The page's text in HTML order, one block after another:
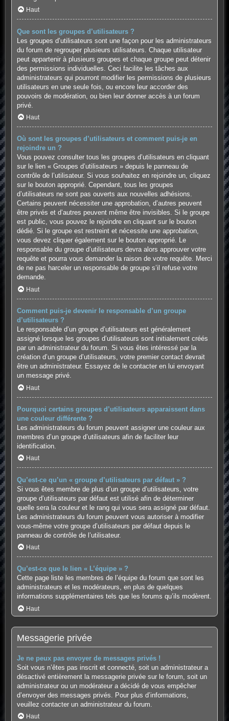
Haut
Que sont les groupes d’utilisateurs ?
Les groupes d’utilisateurs sont une façon pour les administrateurs
du forum de regrouper plusieurs utilisateurs. Chaque utilisateur
peut appartenir à plusieurs groupes et chaque groupe peut détenir
des permissions individuelles. Ceci facilite les tâches aux
administrateurs qui pourront modifier les permissions de plusieurs
utilisateurs en une seule fois, ou encore leur accorder des
pouvoirs de modération, ou bien leur donner accès à un forum
privé.
Haut
Où sont les groupes d’utilisateurs et comment puis-je en
rejoindre un ?
Vous pouvez consulter tous les groupes d’utilisateurs en cliquant
sur le lien « Groupes d’utilisateurs » depuis le panneau de
contrôle de l’utilisateur. Si vous souhaitez en rejoindre un, cliquez
sur le bouton approprié. Cependant, tous les groupes
d’utilisateurs ne sont pas ouverts aux nouvelles adhésions.
Certains peuvent nécessiter une approbation, d’autres peuvent
être privés et d’autres peuvent même être invisibles. Si le groupe
est public, vous pouvez le rejoindre en cliquant sur le bouton
dédié. Si le groupe est restreint et nécessite une approbation,
vous devez cliquer également sur le bouton approprié. Le
responsable du groupe d’utilisateurs devra alors approuver votre
requête et pourra vous demander la raison de votre requête. Merci
de ne pas harceler un responsable de groupe s’il refuse votre
demande.
Haut
Comment puis-je devenir le responsable d’un groupe
d’utilisateurs ?
Le responsable d’un groupe d’utilisateurs est généralement
assigné lorsque les groupes d’utilisateurs sont initialement créés
par un administrateur du forum. Si vous êtes intéressé par la
création d’un groupe d’utilisateurs, votre premier contact devrait
être un administrateur. Essayez de le contacter en lui envoyant
un message privé.
Haut
Pourquoi certains groupes d’utilisateurs apparaissent dans
une couleur différente ?
Les administrateurs du forum peuvent assigner une couleur aux
membres d’un groupe d’utilisateurs afin de faciliter leur
identification.
Haut
Qu’est-ce qu’un « groupe d’utilisateurs par défaut » ?
Si vous êtes membre de plus d’un groupe d’utilisateurs, votre
groupe d’utilisateurs par défaut est utilisé afin de déterminer
quelle sera la couleur et le rang qui vous sera assigné par défaut.
Les administrateurs du forum peuvent vous autoriser à modifier
vous-même votre groupe d’utilisateurs par défaut depuis le
panneau de contrôle de l’utilisateur.
Haut
Qu’est-ce que le lien « L’équipe » ?
Cette page liste les membres de l’équipe du forum que sont les
administrateurs et les modérateurs, en plus de quelques
informations supplémentaires tels que les forums qu’ils modèrent.
Haut
Messagerie privée
Je ne peux pas envoyer de messages privés !
Soit vous n’êtes pas inscrit et connecté, soit un administrateur a
désactivé entièrement la messagerie privée sur le forum, soit un
administrateur ou un modérateur a décidé de vous empêcher
d’envoyer des messages privés. Pour plus d’informations,
veuillez contacter un administrateur du forum.
Haut